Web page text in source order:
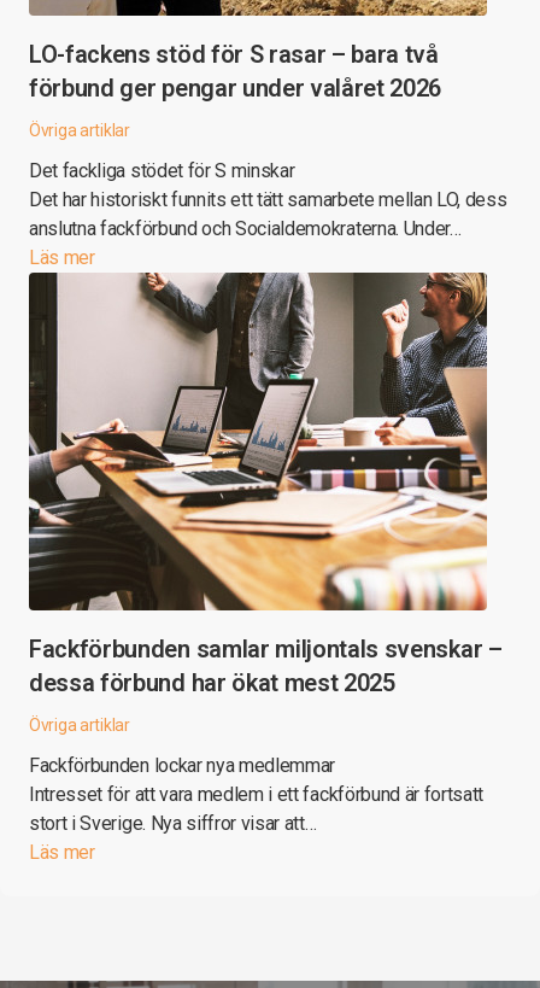
LO-fackens stöd för S rasar – bara två
förbund ger pengar under valåret 2026
Övriga artiklar
Det fackliga stödet för S minskar
Det har historiskt funnits ett tätt samarbete mellan LO, dess
anslutna fackförbund och Socialdemokraterna. Under…
Läs mer
Fackförbunden samlar miljontals svenskar –
dessa förbund har ökat mest 2025
Övriga artiklar
Fackförbunden lockar nya medlemmar
Intresset för att vara medlem i ett fackförbund är fortsatt
stort i Sverige. Nya siffror visar att…
Läs mer